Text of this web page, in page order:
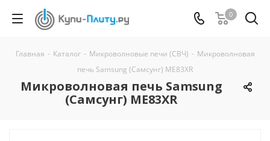
0
Главная - Каталог - Микроволновые печи (СВЧ) - Микроволновая
печь Samsung (Самсунг) ME83XR
Микроволновая печь Samsung
(Самсунг) ME83XR